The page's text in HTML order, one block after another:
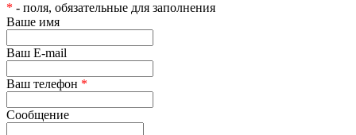
* - поля, обязательные для заполнения
Ваше имя
Ваш E-mail
Ваш телефон *
Сообщение